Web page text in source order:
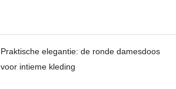
Praktische elegantie: de ronde damesdoos
voor intieme kleding